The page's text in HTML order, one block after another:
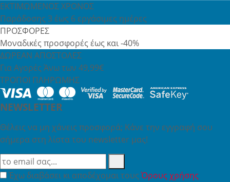
ΕΚΤΙΜΩΜΕΝΟΣ ΧΡΟΝΟΣ
Παράδοσης 3 έως 6 εργάσιμες ημέρες
ΠΡΟΣΦΟΡΕΣ
Μοναδικές προσφορές έως και -40%
ΔΩΡΕΑΝ ΑΠΟΣΤΟΛΕΣ
Για Αγορές Άνω των 49,99€
ΤΡΟΠΟΙ ΠΛΗΡΩΜΗΣ
NEWSLETTER
Θέλεις να μη χάνεις προσφορά; Κάνε την εγγραφή σου
σήμερα στη λίστα του newsletter μας!
Έχω διαβάσει κι αποδέχομαι τουςΌρους χρήσης